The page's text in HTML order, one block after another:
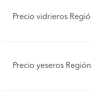
Precio vidrieros
Precio yeseros